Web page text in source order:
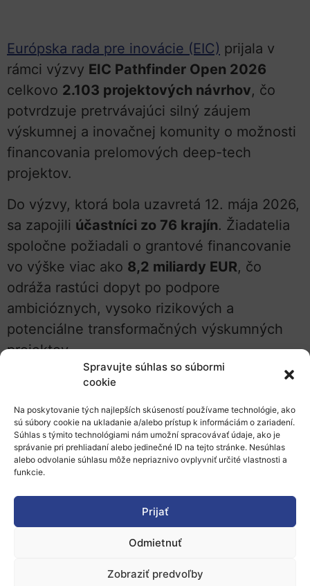
Spravujte súhlas so súbormi
cookie
Na poskytovanie tých najlepších skúseností používame technológie, ako
sú súbory cookie na ukladanie a/alebo prístup k informáciám o zariadení.
Súhlas s týmito technológiami nám umožní spracovávať údaje, ako je
správanie pri prehliadaní alebo jedinečné ID na tejto stránke. Nesúhlas
alebo odvolanie súhlasu môže nepriaznivo ovplyvniť určité vlastnosti a
funkcie.
Prijať
Odmietnuť
Zobraziť predvoľby
Európska rada pre inovácie (EIC) prijala v
rámci výzvy EIC Pathfinder Open 2026
celkovo 2.103 projektových návrhov, čo
potvrdzuje pretrvávajúci silný záujem
výskumnej a inovačnej komunity o možnosti
financovania prelomových deep-tech
projektov.
Do výzvy, ktorá bola uzavretá 12. mája 2026,
sa zapojili účastníci zo 76 krajín. Žiadatelia
spoločne požiadali o grantové financovanie
vo výške viac ako 8,2 miliardy EUR, čo
odráža rastúci dopyt po podpore
ambicióznych, vysoko rizikových a
potenciálne transformačných výskumných
projektov.
Rozsah účasti poukazuje na stály vysoko
zaznamenala:
2.103 žiadostí,
12.399 účastníkov,
4.633 unikátnych organizácií.
Pretrvávajúci záujem ukazuje, že schéma
EIC Pathfinder zostáva pre európsku